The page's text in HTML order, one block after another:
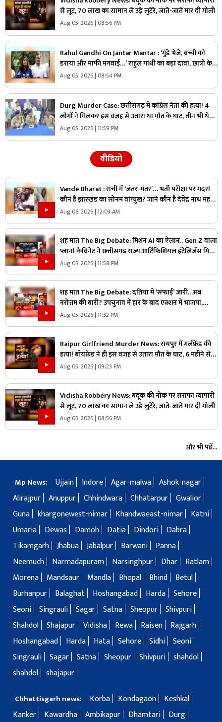
से लूट, 70 लाख का सामान ले उड़े लुटेरे, जाते-जाते मार दी गोली
Aug 05, 2026 | 08:56 PM
Rahul Gandhi On Jantar Mantar : ‘गुंडे भेजे, बच्ची को
डराया और माफी मंगवाई…’ राहुल गांधी का बड़ा दावा, छात्रों के
साथ खोला मोर्चा
Aug 05, 2026 | 08:54 PM
Durg Murder Case: छत्तीसगढ़ में कांग्रेस नेता की हत्या! 4
लोगों ने मिलकर इस वजह से उतारा था मौत के घाट, तीन भी थे
वारदात में शामिल
Aug 05, 2026 | 11:59 PM
वीडियो
Vande Bharat : रांची में ‘जंतर-मंतर’… भर्ती परीक्षा पर गदर!
कौन है झारखंड का सोनम वांग्चुख? जाने कौन है देवेंद्र नाथ महतो
?
Aug 06, 2026 | 12:03 AM
शह मात The Big Debate: मिशन AI का ऐलान.. Gen Z वाला
प्लान! कैबिनेट ने छत्तीसगढ़ राज्य आर्टिफिशियल इंटेलिजेंस मिशन
को दी मंजूरी, क्या Gen Z को ध्यान में रखकर तैयार किया गया
प्लान?
Aug 05, 2026 | 11:58 PM
शह मात The Big Debate: दतिया में ‘सफाई’ जारी.. अब
नरोत्तम की बारी? उपचुनाव में हार के बाद एक्शन में भाजपा,
लोकल बॉडी की सफाई के बाद असली निशाने पर कौन?
Aug 05, 2026 | 11:32 PM
Raipur Girlfriend Murder News: रायपुर में गर्लफ्रेंड की
हत्या! बॉयफ्रेंड ने ही इस वजह से उतारा मौत के घाट, 6 महीने से
रह रहे थे लिव इन में
Aug 05, 2026 | 09:23 PM
Vidisha Robbery News: बंदूक की नोक पर सराफा व्यापारी
से लूट, 70 लाख का सामान ले उड़े लुटेरे, जाते-जाते मार दी गोली
Aug 05, 2026 | 08:56 PM
और भी पढ़ें...
Mp News: Ujjain Indore Agar-malwa Ashok-nagar
Alirajpur Anuppur Chhindwara Chhatarpur Gwalior
Guna khargonewest-nimar Khandwaeast-nimar
Katni
Umaria
Dewas Damoh Datia Dindori
Dabra
Tikamgarh Jhabua Jabalpur Barwani
Panna
Neemuch
Narmadapuram Narsinghpur Dhar
Ratlam
Morena
Mandsaur Mandla Bhopal Bhind
Betul
Burhanpur
Balaghat Hoshangabad Harda Sehore
Seoni Singrauli Sagar Satna Sheopur Shivpuri
Shahdol Shajapur Vidisha Rewa Raisen
Rajgarh
Hoshangabad
Harda Hata Sehore Sidhi Seoni
Singrauli Sagar Satna Sheopur Shivpuri shahdol
shahdol shajapur
Chhattisgarh news: Korba Kondagaon
Keshkal
Kanker
Kawardha Ambikapur Dhamtari
Durg